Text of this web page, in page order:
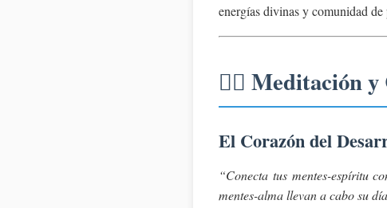
energías divinas y comunidad de
🧘‍♀️ Meditación
El Corazón del
“Conecta tus mentes-espíritu
mentes-alma llevan a cabo su